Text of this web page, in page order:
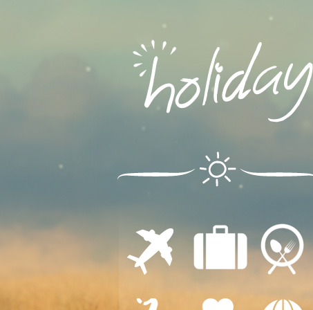
ΜΕΤΑΦΟΡΕΣ
ΔΙΑΣΚΕΔΑΣΗ
ΙΑΤΡΙΚΗ